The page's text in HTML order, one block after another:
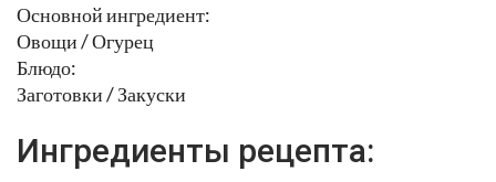
Основной ингредиент:
Овощи / Огурец
Блюдо:
Заготовки / Закуски
Ингредиенты рецепта: